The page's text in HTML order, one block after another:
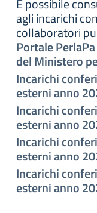
È possibile
agli incarichi
collaboratori
Portale
del Ministero
Incarichi
esterni anno
Incarichi
esterni anno
Incarichi
esterni anno
Incarichi
esterni anno